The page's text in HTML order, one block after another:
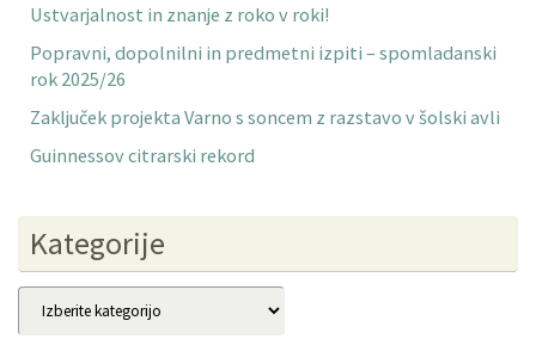
Ustvarjalnost in znanje z roko v roki!
Popravni, dopolnilni in predmetni izpiti – spomladanski
rok 2025/26
Zaključek projekta Varno s soncem z razstavo v šolski avli
Guinnessov citrarski rekord
Kategorije
Kategorije